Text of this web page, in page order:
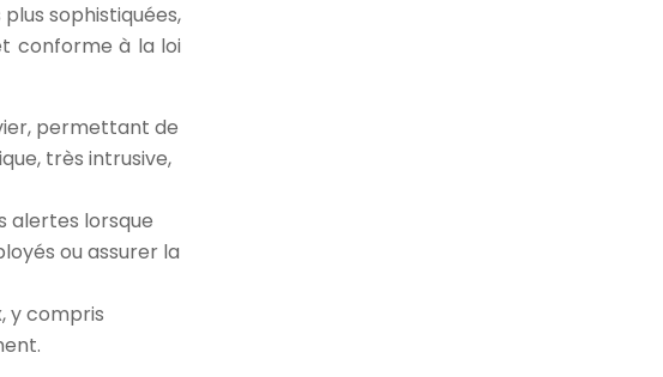
sophistiquées,
conforme à la loi
permettant de
très intrusive,
alertes lorsque
ou assurer la
y compris